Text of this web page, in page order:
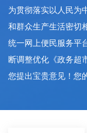
为贯彻落实以人民为
和群众生产生活密切
统一网上便民服务
断调整优化《政务超
您提出宝贵意见！您